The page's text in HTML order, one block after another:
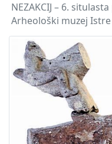
NEZAKCIJ – 6.
Arheološki muzej Istre